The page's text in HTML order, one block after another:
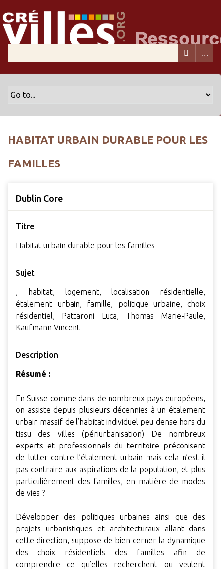
HABITAT URBAIN DURABLE POUR LES
FAMILLES
Dublin Core
Titre
Habitat urbain durable pour les familles
Sujet
, habitat, logement, localisation résidentielle,
étalement urbain, famille, politique urbaine, choix
résidentiel, Pattaroni Luca, Thomas Marie-Paule,
Kaufmann Vincent
Description
Résumé :
En Suisse comme dans de nombreux pays européens,
on assiste depuis plusieurs décennies à un étalement
urbain massif de l’habitat individuel peu dense hors du
tissu des villes (périurbanisation) De nombreux
experts et professionnels du territoire préconisent
de lutter contre l’étalement urbain mais cela n’est-il
pas contraire aux aspirations de la population, et plus
particulièrement des familles, en matière de modes
de vies ?
Développer des politiques urbaines ainsi que des
projets urbanistiques et architecturaux allant dans
cette direction, suppose de bien cerner la dynamique
des choix résidentiels des familles afin de
comprendre ce qu’elles recherchent ou veulent